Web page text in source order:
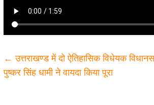
संवाद कर
जानकारी
← उत्तराखण्ड में दो ऐतिहासिक विधेयक
पुष्कर सिंह धामी ने वायदा किया पूरा